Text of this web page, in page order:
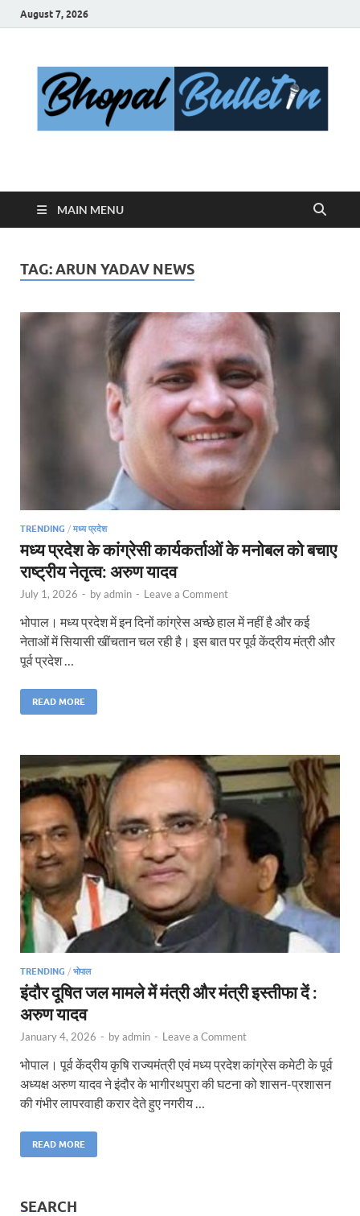
August 7, 2026
Bhopal Bulletin
MAIN MENU
TAG:ARUN YADAV NEWS
TRENDING / मध्य प्रदेश
मध्य प्रदेश के कांग्रेसी कार्यकर्ताओं के मनोबल को बचाए
राष्ट्रीय नेतृत्व: अरुण यादव
July 1, 2026 - byadmin - Leave a Comment
भोपाल। मध्य प्रदेश में इन दिनों कांग्रेस अच्छे हाल में नहीं है और कई
नेताओं में सियासी खींचतान चल रही है। इस बात पर पूर्व केंद्रीय मंत्री और
पूर्व प्रदेश …
READ MORE
TRENDING / भोपाल
इंदौर दूषित जल मामले में मंत्री और मंत्री इस्तीफा दें :
अरुण यादव
January 4, 2026 - byadmin - Leave a Comment
भोपाल। पूर्व केंद्रीय कृषि राज्यमंत्री एवं मध्य प्रदेश कांग्रेस कमेटी के पूर्व
अध्यक्ष अरुण यादव ने इंदौर के भागीरथपुरा की घटना को शासन-प्रशासन
की गंभीर लापरवाही करार देते हुए नगरीय …
READ MORE
SEARCH